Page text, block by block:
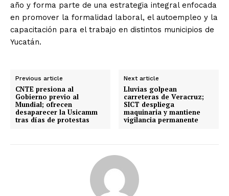
año y forma parte de una estrategia integral enfocada
en promover la formalidad laboral, el autoempleo y la
capacitación para el trabajo en distintos municipios de
Yucatán.
Previous article
CNTE presiona al
Gobierno previo al
Mundial; ofrecen
desaparecer la Usicamm
tras días de protestas
Next article
Lluvias golpean
carreteras de Veracruz;
SICT despliega
maquinaria y mantiene
vigilancia permanente